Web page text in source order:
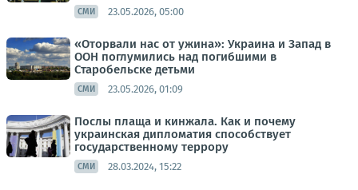
СМИ 23.05.2026, 05:00
«Оторвали нас от ужина»: Украина и Запад в
ООН поглумились над погибшими в
Старобельске детьми
СМИ 23.05.2026, 01:09
Послы плаща и кинжала. Как и почему
украинская дипломатия способствует
государственному террору
СМИ 28.03.2024, 15:22